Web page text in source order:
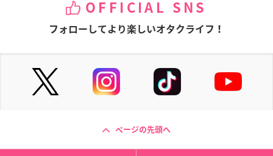
OFFICIAL SNS
フォローしてより楽しいオタクライフ！
ページの先頭へ